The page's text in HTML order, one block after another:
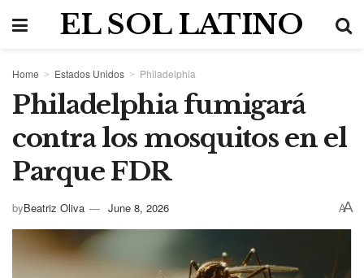
EL SOL LATINO
Home Estados Unidos Philadelphia
Philadelphia fumigará
contra los mosquitos en el
Parque FDR
byBeatriz Oliva June 8, 2026 AA